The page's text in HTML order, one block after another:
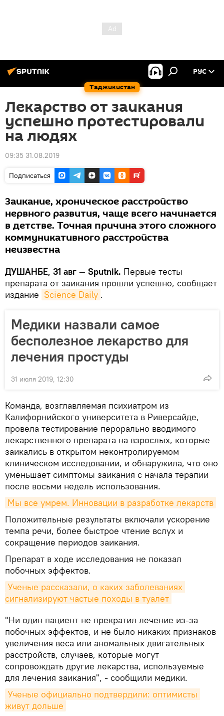
Таджикистан
РУС
Лекарство от заикания
успешно протестировали
на людях
09:35 31.08.2019
Подписаться
Заикание, хроническое расстройство
нервного развития, чаще всего начинается
в детстве. Точная причина этого сложного
коммуникативного расстройства
неизвестна
ДУШАНБЕ, 31 авг — Sputnik. Первые тесты
препарата от заикания прошли успешно, сообщает
издание Science Daily .
Медики назвали самое
бесполезное лекарство для
лечения простуды
31 июля 2019, 12:30
Команда, возглавляемая психиатром из
Калифорнийского университета в Риверсайде,
провела тестирование перорально вводимого
лекарственного препарата на взрослых, которые
заикались в открытом неконтролируемом
клиническом исследовании, и обнаружила, что оно
уменьшает симптомы заикания с начала терапии
после восьми недель использования.
Мы все умрем. Инновации в разработке лекарств
Положительные результаты включали ускорение
темпа речи, более быстрое чтение вслух и
сокращение периодов заикания.
Препарат в ходе исследования не показал
побочных эффектов.
Ученые рассказали, о каких заболеваниях
сигнализируют частые походы в туалет
"Ни один пациент не прекратил лечение из-за
побочных эффектов, и не было никаких признаков
увеличения веса или аномальных двигательных
расстройств, случаев, которые могут
сопровождать другие лекарства, используемые
для лечения заикания", - сообщили медики.
Ученые официально подтвердили: оптимисты
живут дольше